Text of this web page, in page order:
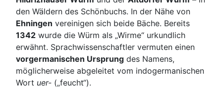
den Wäldern des Schönbuchs. In der Nähe von
Ehningen vereinigen sich beide Bäche. Bereits
1342 wurde die Würm als „Wirme“ urkundlich
erwähnt. Sprachwissenschaftler vermuten einen
vorgermanischen Ursprung des Namens,
möglicherweise abgeleitet vom indogermanischen
Wort uer- („feucht“).